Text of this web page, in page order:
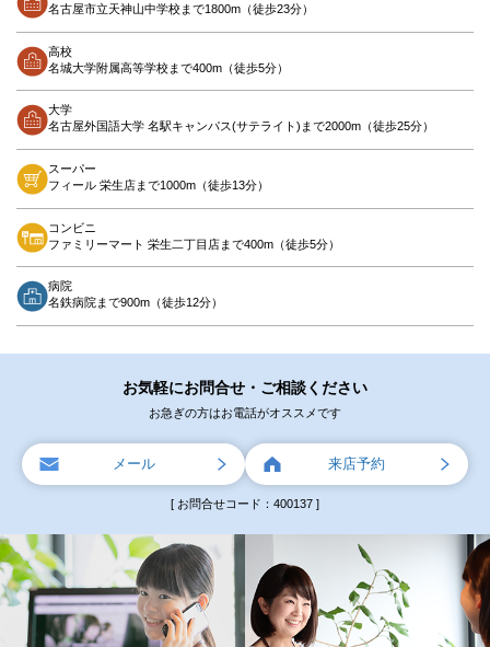
名古屋市立天神山中学校まで1800m（徒歩23分）
高校
名城大学附属高等学校まで400m（徒歩5分）
大学
名古屋外国語大学 名駅キャンパス(サテライト)まで2000m（徒歩25分）
スーパー
フィール 栄生店まで1000m（徒歩13分）
コンビニ
ファミリーマート 栄生二丁目店まで400m（徒歩5分）
病院
名鉄病院まで900m（徒歩12分）
お気軽にお問合せ・ご相談ください
お急ぎの方はお電話がオススメです
メール 来店予約
[ お問合せコード：400137 ]